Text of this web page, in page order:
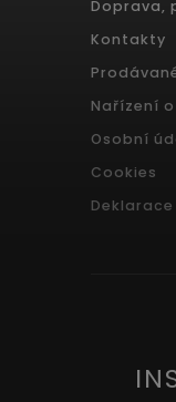
Doprava,
Kontakty
Nařízení
Osobní
Cookies